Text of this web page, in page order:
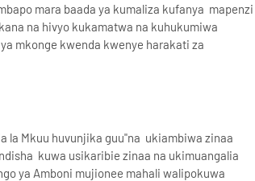
mara baada ya kumaliza kufanya mapenzi
na hivyo kukamatwa na kuhukumiwa
mkonge kwenda kwenye harakati za
la Mkuu huvunjika guu"na ukiambiwa zinaa
kuwa usikaribie zinaa na ukimuangalia
ya Amboni mujionee mahali walipokuwa